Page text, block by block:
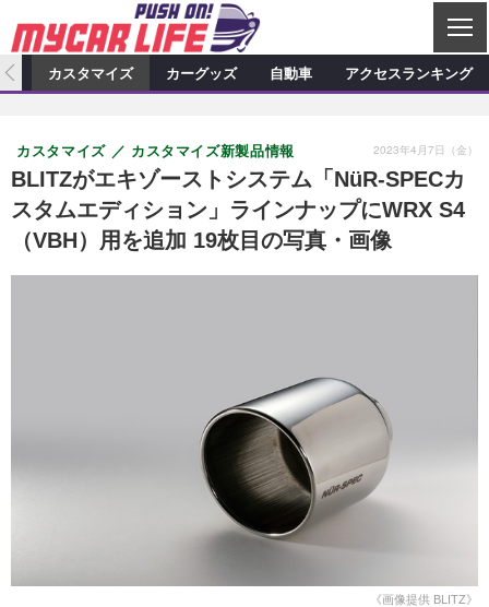
C
L
S
カーオーディオ
プロショップ検索 ショップ訪問記
カーオーディオニュース デモカー製作記
その他
カスタマイズ特集記事 カスタマイズ新製品情報
カスタマイズニュース
カーグッズ
カーグッズ特集記事 カーグッズ新製品情報
カーグッズニュース
自動車
カスタマイズ カーグッズ 自動車 アクセスランキング
BLITZがエキゾーストシステム「NüR-SPECカ
スタムエディション」ラインナップにWRX S4
（VBH）用を追加 19枚目の写真・画像
カスタマイズ カスタマイズ新製品情報 2023年4月7日（金）
《画像提供 BLITZ》